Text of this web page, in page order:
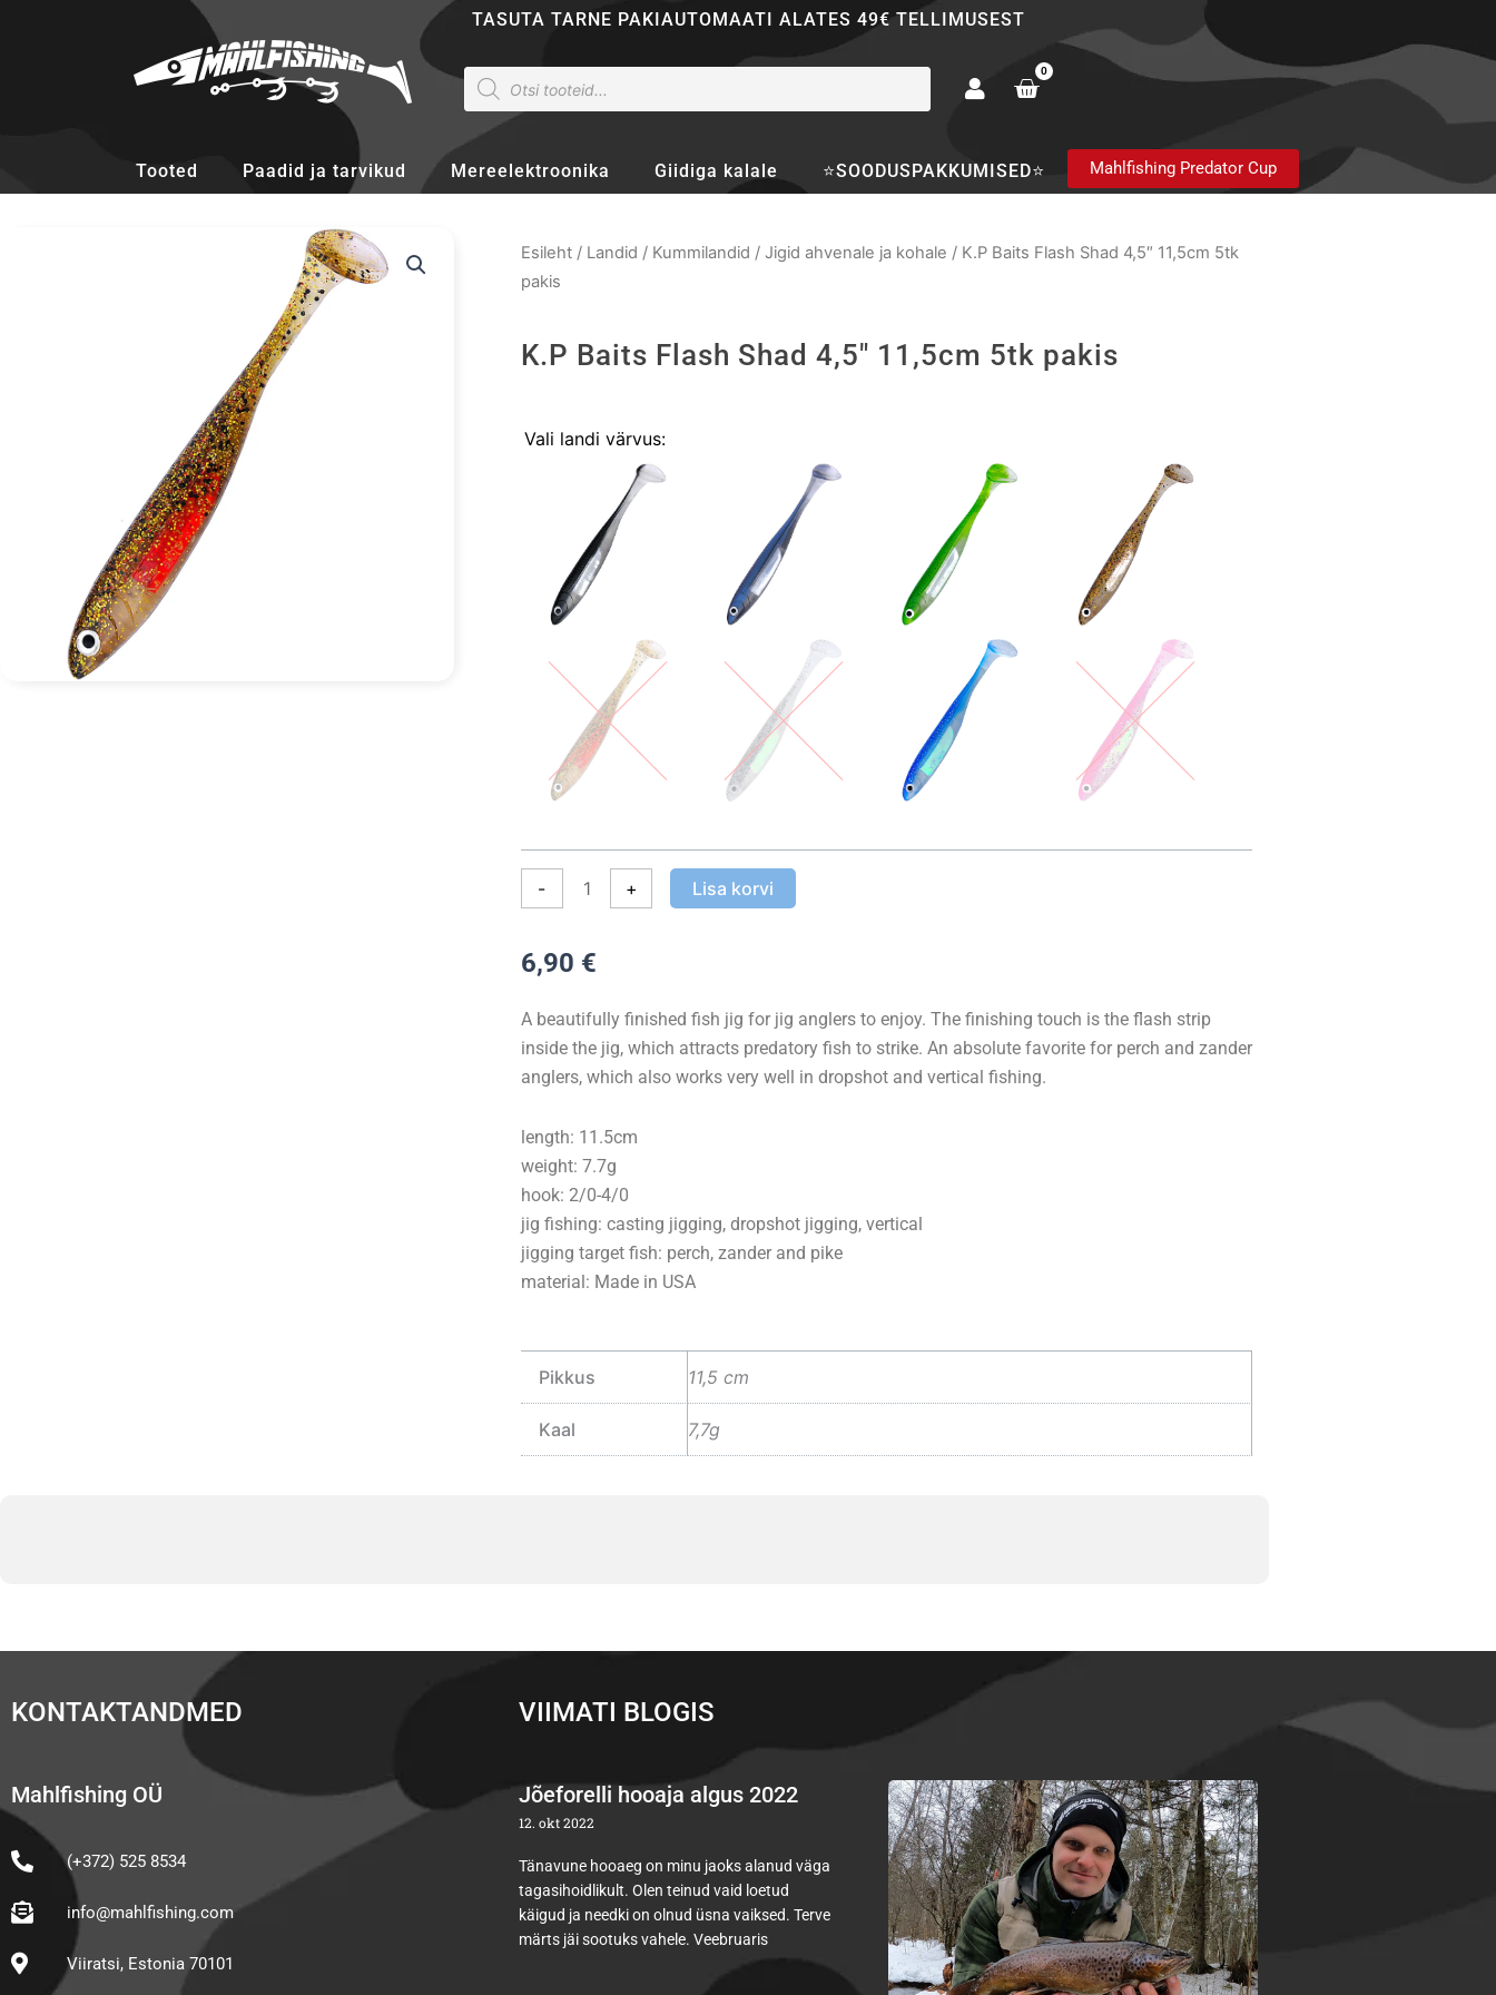
TASUTA TARNE PAKIAUTOMAATI ALATES 49€ TELLIMUSEST
Products
search
0
Cart
Tooted Paadid ja tarvikud Mereelektroonika Giidiga kalale ⭐SOODUSPAKKUMISED⭐ Mahlfishing Predator Cup
Esileht/ Landid / Kummilandid / Jigid ahvenale ja kohale / K.P Baits Flash Shad 4,5″ 11,5cm 5tk
pakis
K.P Baits Flash Shad 4,5" 11,5cm 5tk pakis
Vali landi värvus:
-
Baits
11,5cm
pakis
kogus
+ Lisa korvi
6,90 €
A beautifully finished fish jig for jig anglers to enjoy. The finishing touch is the flash strip
inside the jig, which attracts predatory fish to strike. An absolute favorite for perch and zander
anglers, which also works very well in dropshot and vertical fishing.
length: 11.5cm
weight: 7.7g
hook: 2/0-4/0
jig fishing: casting jigging, dropshot jigging, vertical
jigging target fish: perch, zander and pike
material: Made in USA
Pikkus 11,5 cm
Kaal 7,7g
KONTAKTANDMED
Mahlfishing OÜ
(+372) 525 8534
info@mahlfishing.com
Viiratsi, Estonia 70101
VIIMATI BLOGIS
Jõeforelli hooaja algus 2022
12. okt 2022
Tänavune hooaeg on minu jaoks alanud väga
tagasihoidlikult. Olen teinud vaid loetud
käigud ja needki on olnud üsna vaiksed. Terve
märts jäi sootuks vahele. Veebruaris